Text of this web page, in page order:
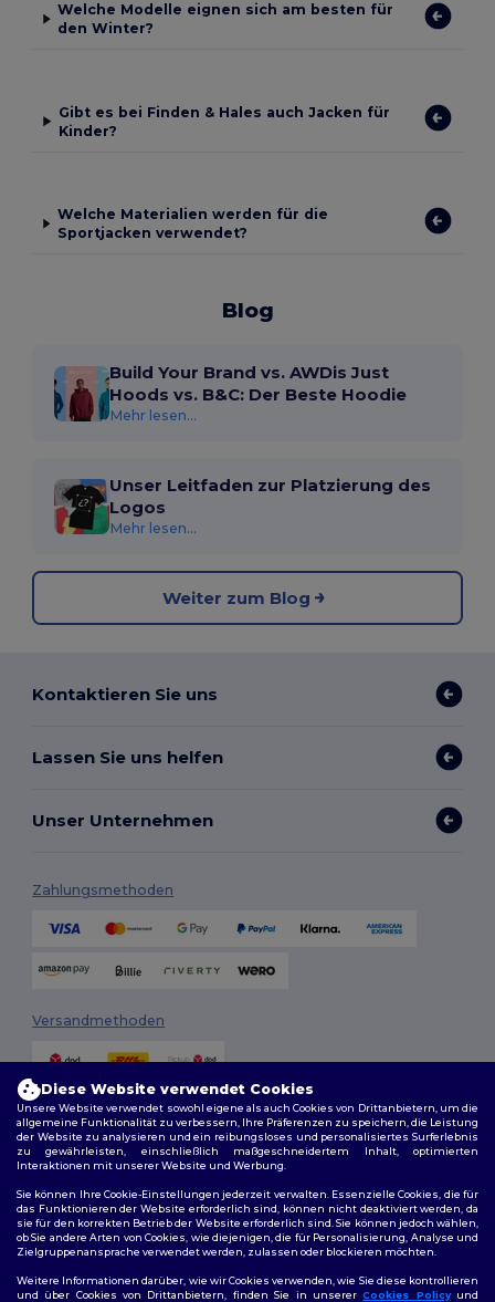
Welche Modelle eignen sich am besten für
den Winter?
Gibt es bei Finden & Hales auch Jacken für
Kinder?
Welche Materialien werden für die
Sportjacken verwendet?
Blog
Build Your Brand vs. AWDis Just
Hoods vs. B&C: Der Beste Hoodie
Mehr lesen...
Unser Leitfaden zur Platzierung des
Logos
Mehr lesen...
Weiter zum Blog
Kontaktieren Sie uns
Lassen Sie uns helfen
Unser Unternehmen
Zahlungsmethoden
Versandmethoden
Allgemeine Geschäftsbedingungen|Personalisierungsrichtlinien
|
Diese Website verwendet Cookies
Unsere Website verwendet sowohl eigene als auch Cookies von Drittanbietern, um die
allgemeine Funktionalität zu verbessern, Ihre Präferenzen zu speichern, die Leistung
der Website zu analysieren und ein reibungsloses und personalisiertes Surferlebnis
zu gewährleisten, einschließlich maßgeschneidertem Inhalt, optimierten
Interaktionen mit unserer Website und Werbung.
Sie können Ihre Cookie-Einstellungen jederzeit verwalten. Essenzielle Cookies, die für
das Funktionieren der Website erforderlich sind, können nicht deaktiviert werden, da
sie für den korrekten Betrieb der Website erforderlich sind. Sie können jedoch wählen,
ob Sie andere Arten von Cookies, wie diejenigen, die für Personalisierung, Analyse und
Zielgruppenansprache verwendet werden, zulassen oder blockieren möchten.
Weitere Informationen darüber, wie wir Cookies verwenden, wie Sie diese kontrollieren
und über Cookies von Drittanbietern, finden Sie in unsererCookies Policyund